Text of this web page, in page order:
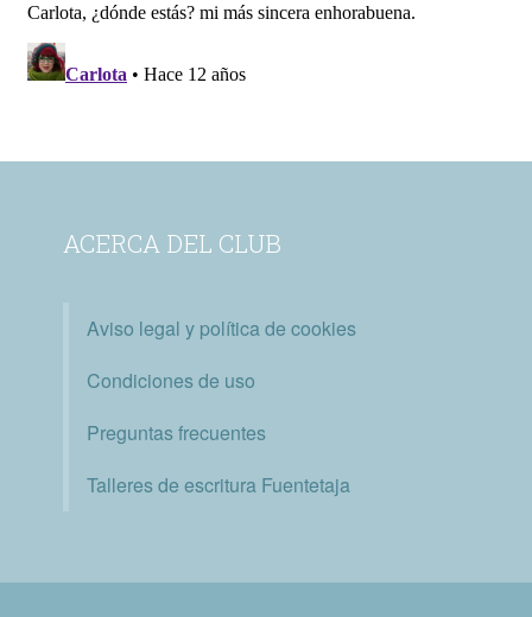
ACERCA DEL CLUB
Aviso legal y política de cookies
Condiciones de uso
Preguntas frecuentes
Talleres de escritura Fuentetaja